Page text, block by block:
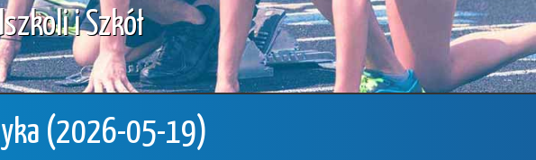
i Szkół
(2026-05-19)